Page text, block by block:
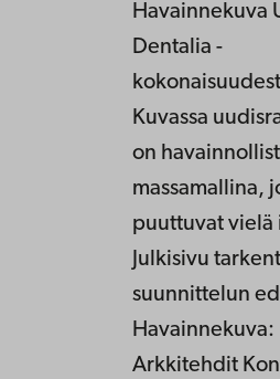
Havainnekuva
Dentalia -
Kuvassa
on
massamallina,
puuttuvat vielä
Julkisivu
suunnittelun
Havainnekuva:
Arkkitehdit